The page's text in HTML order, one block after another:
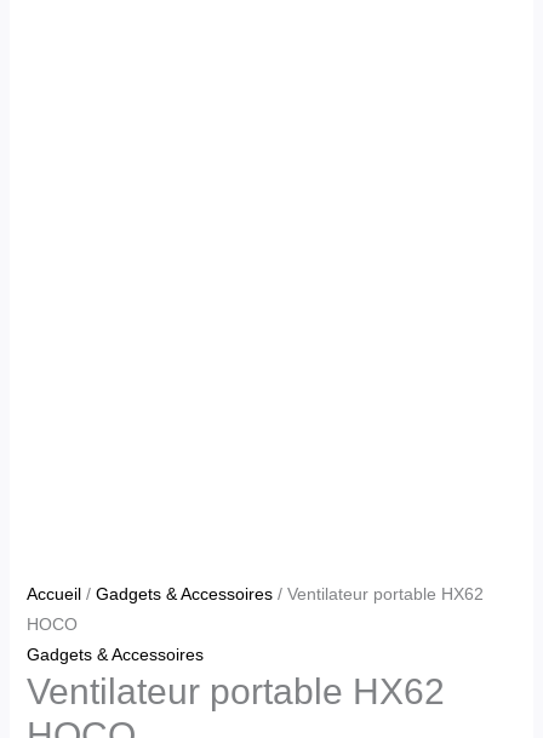
Accueil/ Gadgets & Accessoires/ Ventilateur portable HX62
HOCO
Gadgets & Accessoires
Ventilateur portable HX62